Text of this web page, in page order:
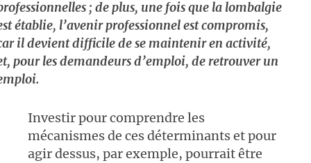
; de plus, une fois que la lombalgie
établie, l’avenir professionnel est compromis,
il devient difficile de se maintenir en activité,
pour les demandeurs d’emploi, de retrouver un
Investir pour comprendre les
mécanismes de ces déterminants et pour
agir dessus, par exemple, pourrait être